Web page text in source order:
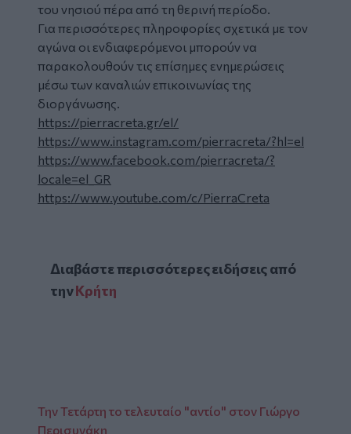
του νησιού πέρα από τη θερινή περίοδο.
Για περισσότερες πληροφορίες σχετικά με τον
αγώνα οι ενδιαφερόμενοι μπορούν να
παρακολουθούν τις επίσημες ενημερώσεις
μέσω των καναλιών επικοινωνίας της
διοργάνωσης.
https://pierracreta.gr/el/
https://www.instagram.com/pierracreta/?hl=el
https://www.facebook.com/pierracreta/?
locale=el_GR
https://www.youtube.com/c/PierraCreta
Διαβάστε περισσότερες ειδήσεις από
τηνΚρήτη
Την Τετάρτη το τελευταίο "αντίο" στον Γιώργο
Περισυνάκη